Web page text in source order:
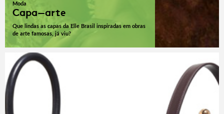
Moda
Capa-arte
Que lindas as capas da Elle Brasil inspiradas em obras
de arte famosas, já viu?